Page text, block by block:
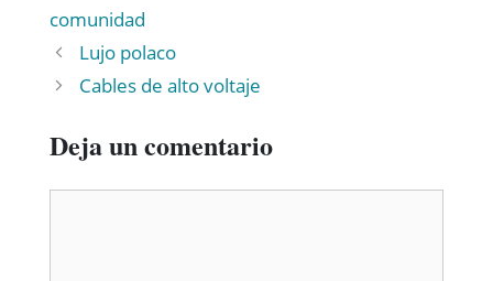
comunidad
Lujo polaco
Cables de alto voltaje
Deja un comentario